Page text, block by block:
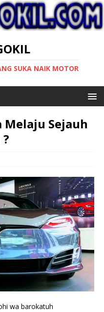
SUKA NAIK MOTOR
Melaju Sejauh
wa barokatuh